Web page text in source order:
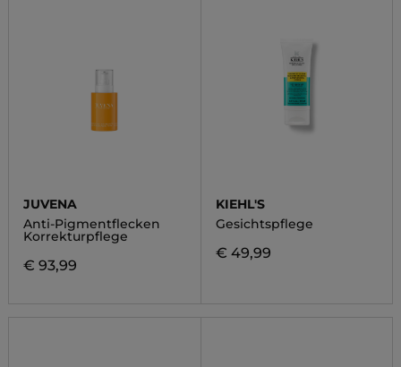
JUVENA
Anti-Pigmentflecken
Korrekturpflege
€ 93,99
KIEHL'S
Gesichtspflege
€ 49,99